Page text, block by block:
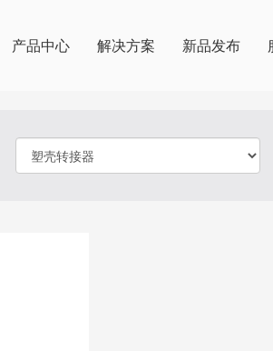
产品中心 解决方案 新品发布